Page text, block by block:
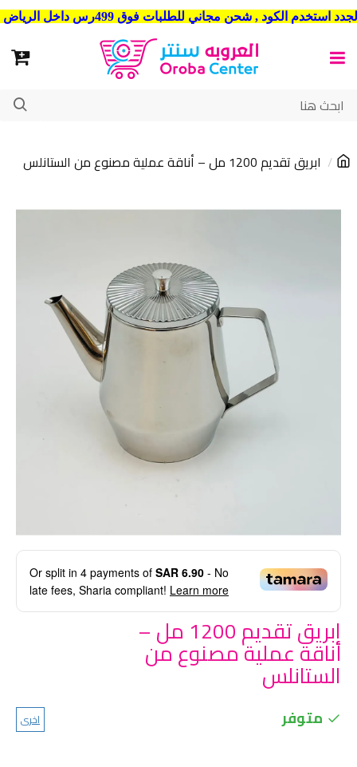
شحن مجاني للطلبات فوق 499رس داخل الرياض . وشحن الي جميع مدن المملكة العربية السعودية
ابريق تقديم 1200 مل – أناقة عملية مصنوع من الستانلس
Or split in 4 payments of SAR 6.90 - No
late fees, Sharia compliant! Learn more
ابريق تقديم 1200 مل –
أناقة عملية مصنوع من
الستانلس
متوفر اخرى